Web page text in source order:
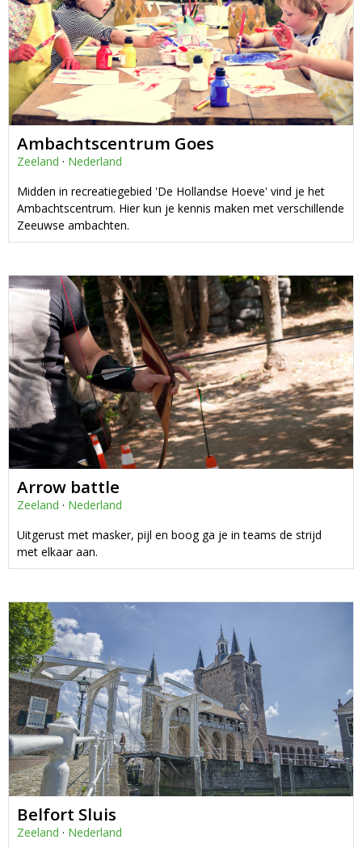
Ambachtscentrum Goes
Zeeland · Nederland
Midden in recreatiegebied 'De Hollandse Hoeve' vind je het
Ambachtscentrum. Hier kun je kennis maken met verschillende
Zeeuwse ambachten.
Arrow battle
Zeeland · Nederland
Uitgerust met masker, pijl en boog ga je in teams de strijd
met elkaar aan.
Belfort Sluis
Zeeland · Nederland